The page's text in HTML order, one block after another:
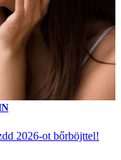
2026-ot bőrböjttel!